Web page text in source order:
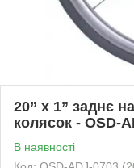
20” x 1” заднє
колясок - OSD-
В наявності